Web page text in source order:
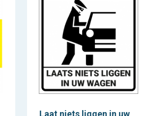
Laat niets liggen in uw